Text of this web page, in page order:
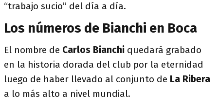
“trabajo sucio” del día a día.
Los números de Bianchi en Boca
El nombre de Carlos Bianchi quedará grabado
en la historia dorada del club por la eternidad
luego de haber llevado al conjunto de La Ribera
a lo más alto a nivel mundial.